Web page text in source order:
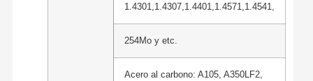
1.4301,1.4307,1.4401,1.4571,1.4541,
254Mo y etc.
Acero al carbono: A105, A350LF2,